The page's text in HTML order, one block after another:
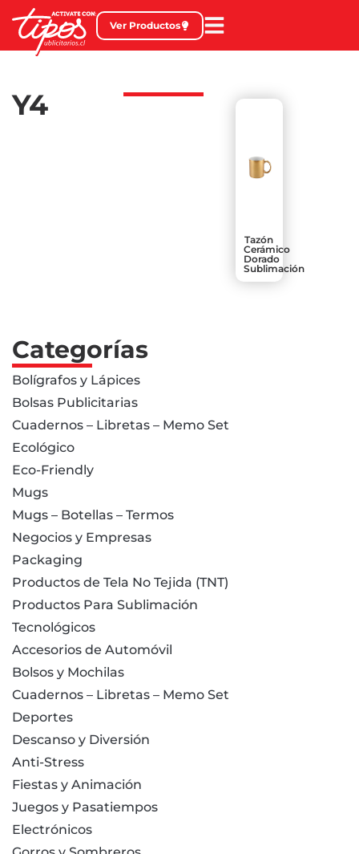
Ver Productos
Y4
Tazón
Cerámico
Dorado
Sublimación
Categorías
Bolígrafos y Lápices
Bolsas Publicitarias
Cuadernos – Libretas – Memo Set
Ecológico
Eco-Friendly
Mugs
Mugs – Botellas – Termos
Negocios y Empresas
Packaging
Productos de Tela No Tejida (TNT)
Productos Para Sublimación
Tecnológicos
Accesorios de Automóvil
Bolsos y Mochilas
Cuadernos – Libretas – Memo Set
Deportes
Descanso y Diversión
Anti-Stress
Fiestas y Animación
Juegos y Pasatiempos
Electrónicos